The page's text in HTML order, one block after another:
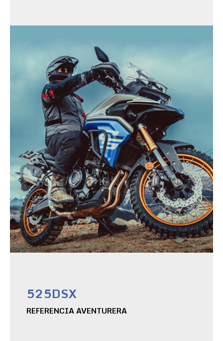
525DSX
REFERENCIA AVENTURERA